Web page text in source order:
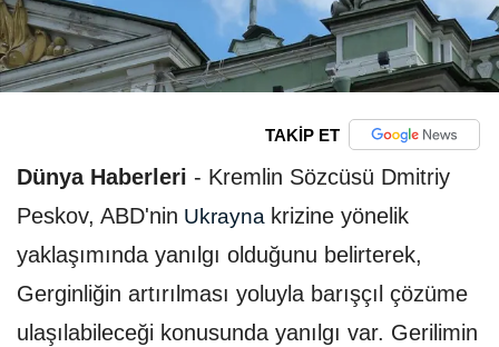
TAKİP ET
Dünya Haberleri - Kremlin Sözcüsü Dmitriy
Peskov, ABD'nin Ukrayna krizine yönelik
yaklaşımında yanılgı olduğunu belirterek,
Gerginliğin artırılması yoluyla barışçıl çözüme
ulaşılabileceği konusunda yanılgı var. Gerilimin